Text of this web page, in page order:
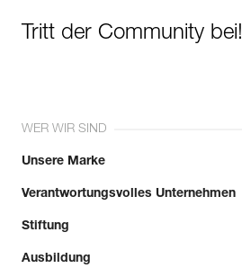
Tritt der Community bei!
WER WIR SIND
Unsere Marke
Verantwortungsvolles Unternehmen
Stiftung
Ausbildung